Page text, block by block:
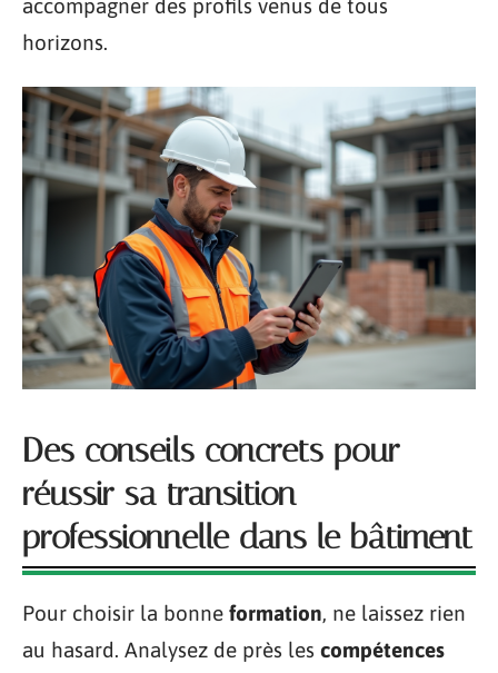
accompagner des profils venus de tous
horizons.
Des conseils concrets pour
réussir sa transition
professionnelle dans le bâtiment
Pour choisir la bonne formation, ne laissez rien
au hasard. Analysez de près les compétences